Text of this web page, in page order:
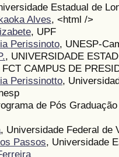
Estadual de
Alves, <html />
, UPF
Perissinoto, UNESP-
, UNIVERSIDADE
CAMPUS DE
Perissinotto,
de Pós
, Universidade Federal de
Passos, Universidade